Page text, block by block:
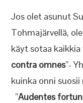
Jos olet asunut
Tohmajärvellä,
käyt sotaa kaikkia
contra omnes”-
kuinka onni suosii
”Audentes